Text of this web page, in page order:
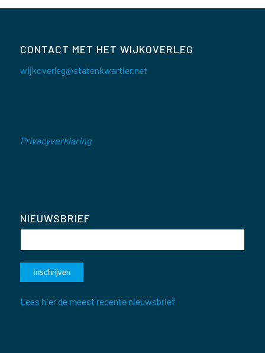
CONTACT MET HET WIJKOVERLEG
wijkoverleg@statenkwartier.net
Privacyverklaring
NIEUWSBRIEF
Lees hier de meest recente nieuwsbrief